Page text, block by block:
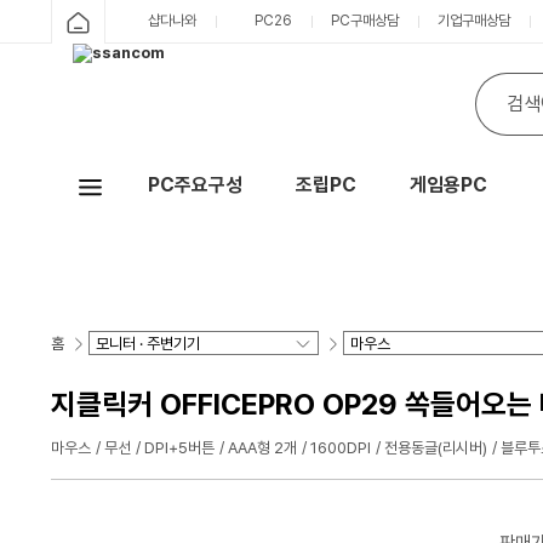
샵다나와 PC26 PC구매상담 기업구매상담
PC주요구성 조립PC 게임용PC
홈
지클릭커 OFFICEPRO OP29 쏙들어오
마우스 무선 DPI+5버튼 AAA형 2개 1600DPI 전용동글(리시버) 블루투